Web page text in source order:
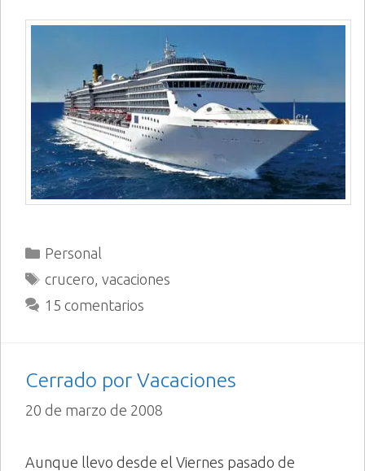
Categorías
Personal
Etiquetas
crucero vacaciones
15 comentarios
Cerrado por Vacaciones
20 de marzo de 2008
Aunque llevo desde el Viernes pasado de